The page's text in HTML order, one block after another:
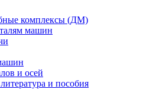
комплексы (ДМ)
машин
и осей
и пособия